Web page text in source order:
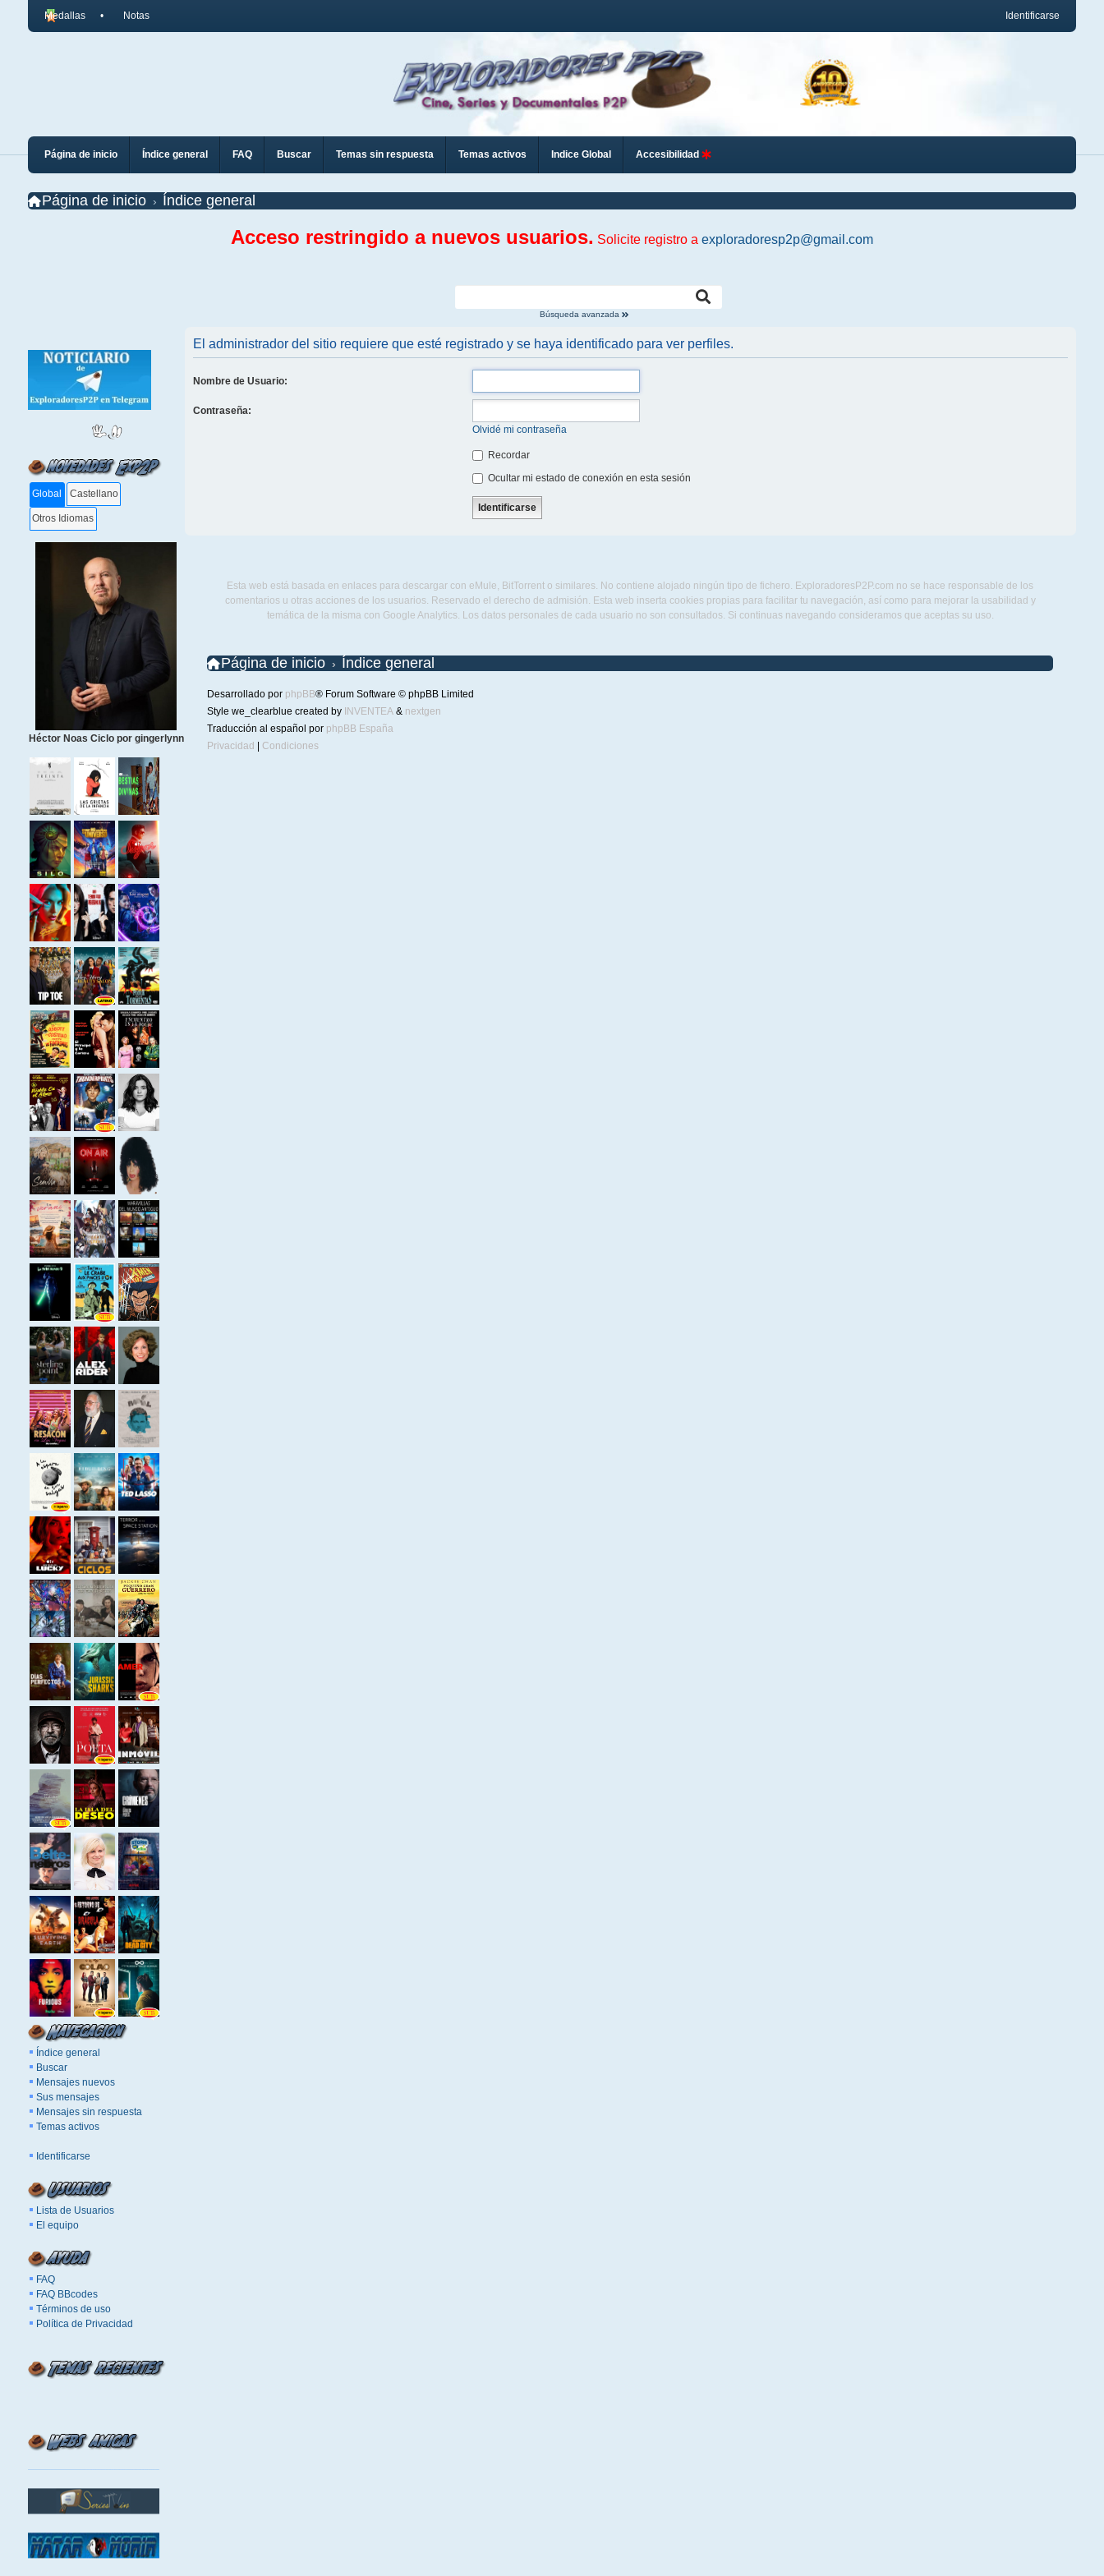
Identificarse
Medallas Notas
Página de inicio Índice general FAQ Buscar Temas sin respuesta Temas activos Indice Global Accesibilidad
Página de inicio Índice general
Acceso restringido a nuevos usuarios. Solicite registro a exploradoresp2p@gmail.com
Búsqueda avanzada
Global Castellano
Otros Idiomas
Héctor Noas Ciclo por gingerlynn
Índice general
Buscar
Mensajes nuevos
Sus mensajes
Mensajes sin respuesta
Temas activos
Identificarse
Lista de Usuarios
El equipo
FAQ
FAQ BBcodes
Términos de uso
Política de Privacidad
El administrador del sitio requiere que esté registrado y se haya identificado para ver perfiles.
Nombre de Usuario:
Contraseña:
Olvidé mi contraseña
Recordar
Ocultar mi estado de conexión en esta sesión
Esta web está basada en enlaces para descargar con eMule, BitTorrent o similares. No contiene alojado ningún tipo de fichero. ExploradoresP2P.com no se hace responsable de los
comentarios u otras acciones de los usuarios. Reservado el derecho de admisión. Esta web inserta cookies propias para facilitar tu navegación, así como para mejorar la usabilidad y
temática de la misma con Google Analytics. Los datos personales de cada usuario no son consultados. Si continuas navegando consideramos que aceptas su uso.
Página de inicio Índice general
Desarrollado por phpBB® Forum Software © phpBB Limited
Style we_clearblue created by INVENTEA& nextgen
Traducción al español por phpBB España
Privacidad
Condiciones